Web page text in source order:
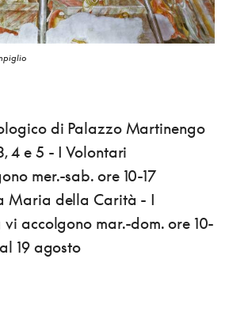
di Palazzo Martinengo
4 e 5 - I Volontari
mer.-sab. ore 10-17
Maria della Carità - I
vi accolgono mar.-dom. ore 10-
19 agosto